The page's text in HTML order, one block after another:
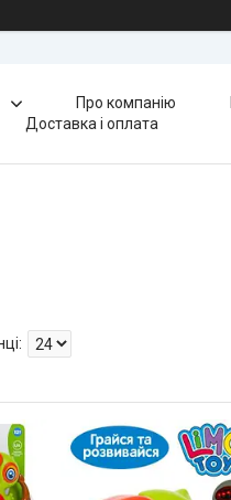
Про компанію
Доставка і оплата